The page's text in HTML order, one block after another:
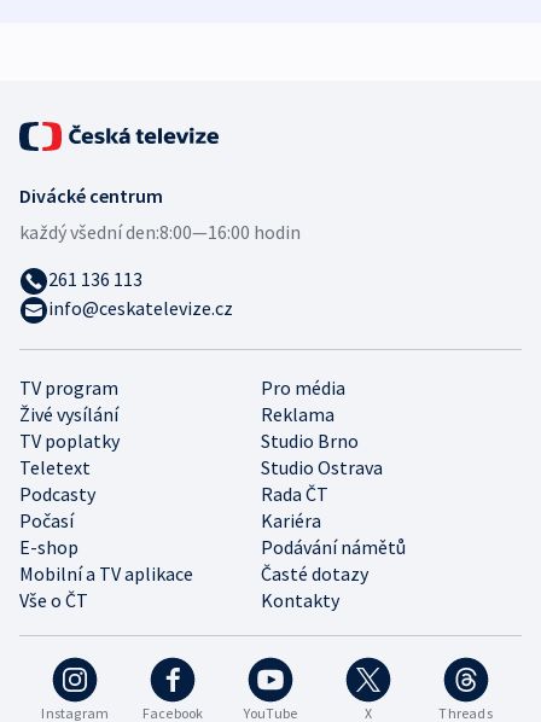
Instagram Facebook YouTube X Threads
TV program
Pro média
Živé vysílání
Reklama
TV poplatky
Studio Brno
Teletext
Studio Ostrava
Podcasty
Rada ČT
Počasí
Kariéra
E-shop
Podávání námětů
Mobilní a TV aplikace
Časté dotazy
Vše o ČT
Kontakty
Divácké centrum
každý všední den:8:00—16:00 hodin
261 136 113
info@ceskatelevize.cz